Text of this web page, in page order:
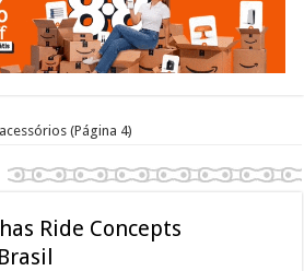
(Página 4)
Ride Concepts